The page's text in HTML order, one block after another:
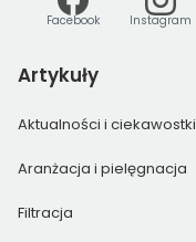
Facebook Instagram
Artykuły
Aktualności i ciekawostki
Aranżacja i pielęgnacja
Filtracja